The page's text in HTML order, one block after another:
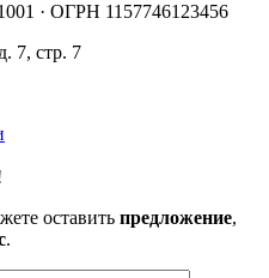
· ОГРН 1157746123456
7, стр. 7
оставить предложение,
.